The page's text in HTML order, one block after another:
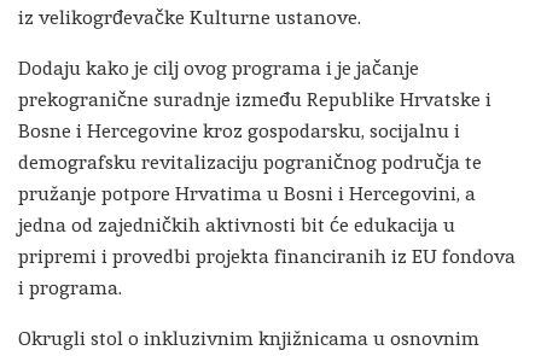
iz velikogrđevačke Kulturne ustanove.
Dodaju kako je cilj ovog programa i je jačanje
prekogranične suradnje između Republike Hrvatske i
Bosne i Hercegovine kroz gospodarsku, socijalnu i
demografsku revitalizaciju pograničnog područja te
pružanje potpore Hrvatima u Bosni i Hercegovini, a
jedna od zajedničkih aktivnosti bit će edukacija u
pripremi i provedbi projekta financiranih iz EU fondova
i programa.
Okrugli stol o inkluzivnim knjižnicama u osnovnim